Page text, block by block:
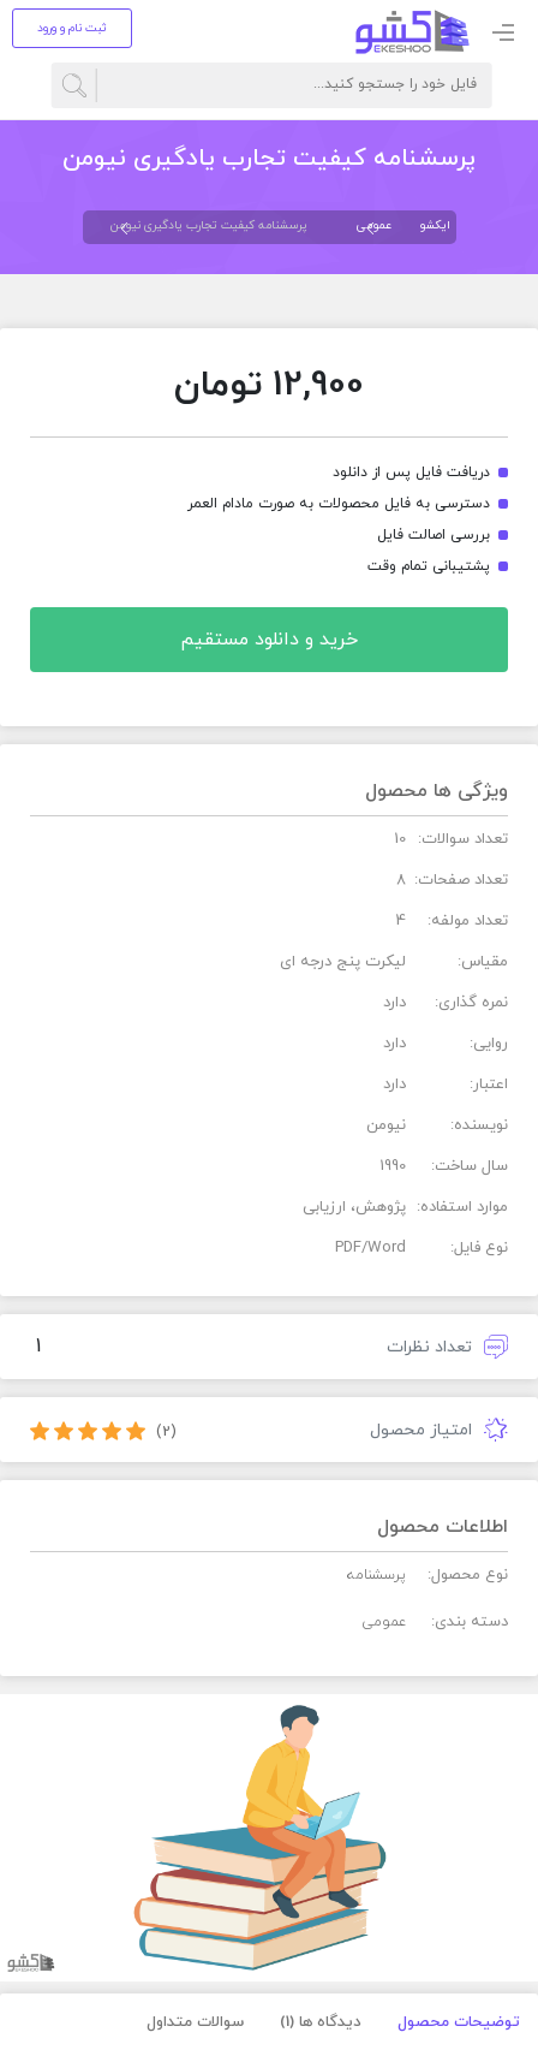
ثبت نام و ورود
پرسشنامه کیفیت تجارب یادگیری نیومن
ایکشو عمومی پرسشنامه کیفیت تجارب یادگیری نیومن
12,900 تومان
دریافت فایل پس از دانلود
دسترسی به فایل محصولات به صورت مادام العمر
بررسی اصالت فایل
پشتیبانی تمام وقت
خرید و دانلود مستقیم
ویژگی ها محصول
تعداد سوالات:
10
تعداد صفحات: 8
تعداد مولفه:
4
مقیاس:
لیکرت پنج درجه ای
نمره گذاری:
دارد
روایی:
دارد
اعتبار:
دارد
نویسنده:
نیومن
سال ساخت:
1990
موارد استفاده: پژوهش، ارزیابی
نوع فایل:
PDF/Word
تعداد نظرات 1
امتیاز محصول (2)
اطلاعات محصول
نوع محصول: پرسشنامه
دسته بندی: عمومی
توضیحات محصول دیدگاه ها (1) سوالات متداول